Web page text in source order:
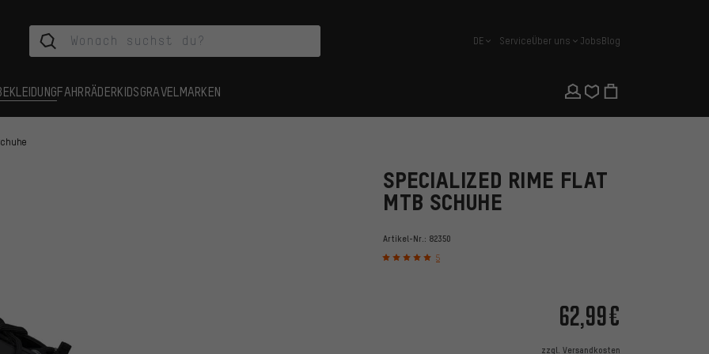
Deutsch
DE ServiceÜber uns JobsBlog
FAHRRÄDERKIDSGRAVEL MARKEN
SPECIALIZED RIME FLAT
MTB SCHUHE
Artikel-Nr.: 82350
5
62,99€
zzgl. Versandkosten